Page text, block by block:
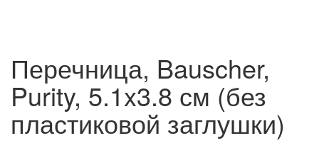
Перечница, Bauscher,
Purity, 5.1x3.8 см (без
пластиковой заглушки)